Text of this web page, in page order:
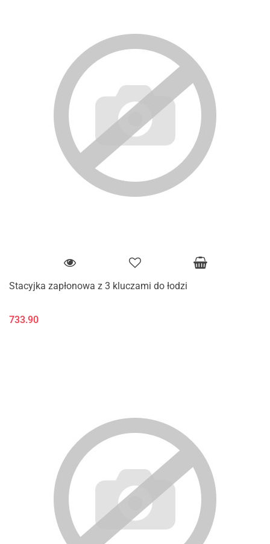
Stacyjka zapłonowa z 3 kluczami do łodzi
733.90